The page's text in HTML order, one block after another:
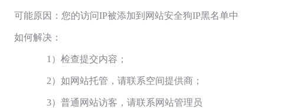
可能原因：您的访问IP被添加到网站安全狗IP黑名单中
如何解决：
1）检查提交内容；
2）如网站托管，请联系空间提供商；
3）普通网站访客，请联系网站管理员